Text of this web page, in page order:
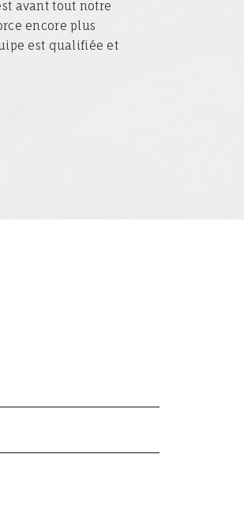
avant tout notre
encore plus
est qualifiée et